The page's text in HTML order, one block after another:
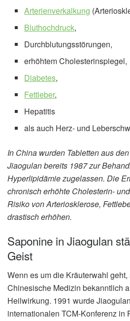
Arterienverkalkung
Bluthochdruck,
Durchblutungsstörungen,
erhöhtem Cholesterinspiegel,
Diabetes,
Fettleber,
Hepatitis
als auch Herz- und
In China wurden Tabletten aus
Jiaogulan bereits 1987 zur
Hyperlipidämie zugelassen. Die
chronisch erhöhte Cholesterin-
Risiko von Arteriosklerose,
drastisch erhöhen.
Saponine in Jiaogulan
Geist
Wenn es um die Kräuterwahl
Chinesische Medizin bekanntlich
Heilwirkung. 1991 wurde
internationalen TCM-Konferenz in